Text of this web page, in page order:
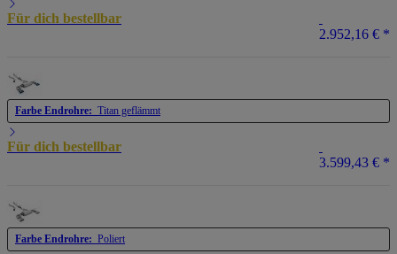
Für dich bestellbar
2.952,16 € *
Farbe Endrohre: Titan geflämmt
Für dich bestellbar
3.599,43 € *
Farbe Endrohre: Poliert